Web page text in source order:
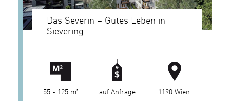
Das Severin – Gutes Leben in
Sievering
55 - 125 m² auf Anfrage 1190 Wien